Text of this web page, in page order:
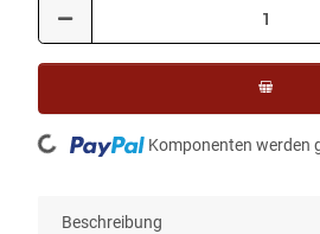
Loading... Komponenten werden
Beschreibung